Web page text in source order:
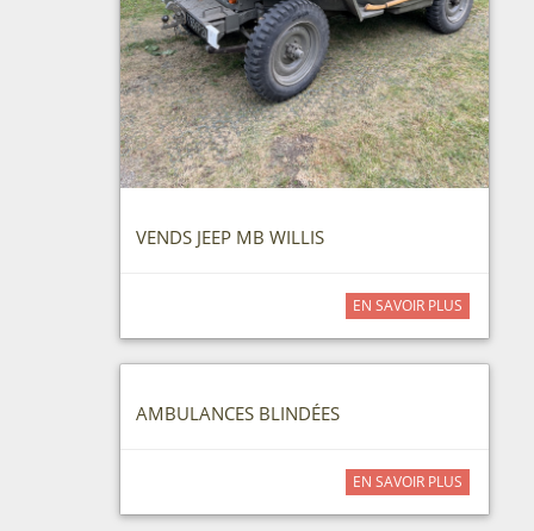
VENDS JEEP MB WILLIS
EN SAVOIR PLUS
AMBULANCES BLINDÉES
EN SAVOIR PLUS